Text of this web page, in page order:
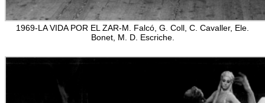
1969-LA VIDA POR EL ZAR-M. Falcó, G. Coll, C. Cavaller, Ele.
Bonet, M. D. Escriche.